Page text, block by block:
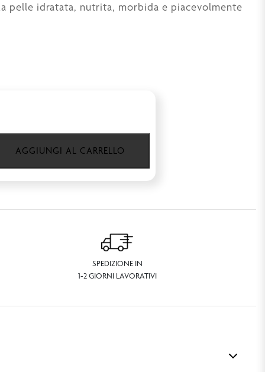
pelle idratata, nutrita, morbida e piacevolmente
AGGIUNGI AL CARRELLO
SPEDIZIONE IN
1-2 GIORNI LAVORATIVI